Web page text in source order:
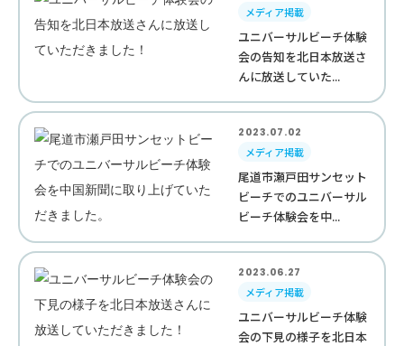
メディア掲載
ユニバーサルビーチ体験
会の告知を北日本放送さ
んに放送していた...
2023.07.02
メディア掲載
尾道市瀬戸田サンセット
ビーチでのユニバーサル
ビーチ体験会を中...
2023.06.27
メディア掲載
ユニバーサルビーチ体験
会の下見の様子を北日本